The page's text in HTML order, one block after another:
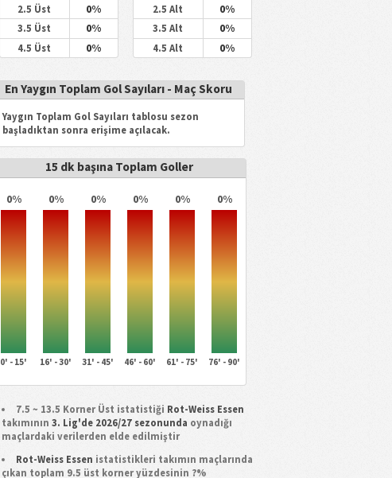
2.5 Üst 0%
3.5 Üst 0%
4.5 Üst 0%
2.5 Alt 0%
3.5 Alt 0%
4.5 Alt 0%
En Yaygın Toplam Gol Sayıları - Maç Skoru
Yaygın Toplam Gol Sayıları tablosu sezon
başladıktan sonra erişime açılacak.
15 dk başına Toplam Goller
0% 0% 0% 0% 0% 0%
0' - 15' 16' - 30' 31' - 45' 46' - 60' 61' - 75' 76' - 90'
7.5 ~ 13.5 Korner Üst istatistiği Rot-Weiss Essen
takımının3. Lig'de 2026/27 sezonunda oynadığı
maçlardaki verilerden elde edilmiştir
Rot-Weiss Essen istatistikleri takımın maçlarında
çıkan toplam 9.5 üst korner yüzdesinin ?%